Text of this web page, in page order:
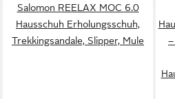
Salomon REELAX MOC 6.0
Hausschuh Erholungsschuh,
Trekkingsandale, Slipper, Mule